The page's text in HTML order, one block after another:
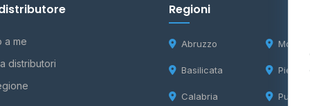
a me
distributori
Regioni
Abruzzo
Basilicata
Calabria
Molise
Puglia